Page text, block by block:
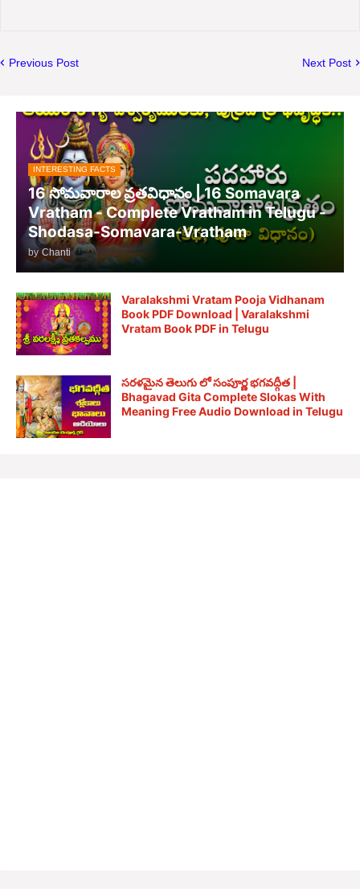
Previous Post Next Post
INTERESTING FACTS
16 సోమవారాల వ్రతవిధానం | 16 Somavara
Vratham - Complete Vratham in Telugu -
Shodasa-Somavara-Vratham
by Chanti
Varalakshmi Vratam Pooja Vidhanam
Book PDF Download | Varalakshmi
Vratam Book PDF in Telugu
సరళమైన తెలుగు లో సంపూర్ణ భగవద్గీత |
Bhagavad Gita Complete Slokas With
Meaning Free Audio Download in Telugu